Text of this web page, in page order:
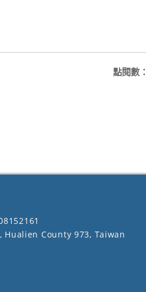
點閱數：
Hualien County 973, Taiwan